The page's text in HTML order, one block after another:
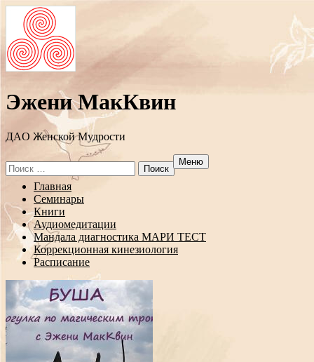
Эжени МакКвин
ДAO Женской Мудрости
Search
for:
Меню
Перейти
содержанию
Главная
Семинары
Книги
Аудиомедитации
Мандала диагностика МАРИ ТЕСТ
Коррекционная кинезиология
Расписание